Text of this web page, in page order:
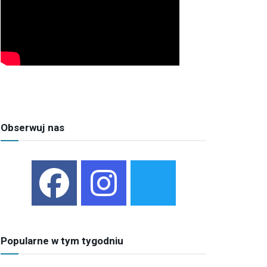
Obserwuj nas
Popularne w tym tygodniu